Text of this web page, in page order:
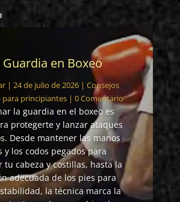
Guardia en Boxeo
|24 de julio de 2026 |Consejos
para principiantes| 0 Comentario
la guardia en el boxeo es
protegerte y lanzar ataques
Desde mantener las manos
y los codos pegados para
tu cabeza y costillas, hasta la
adecuada de los pies para
la técnica marca la